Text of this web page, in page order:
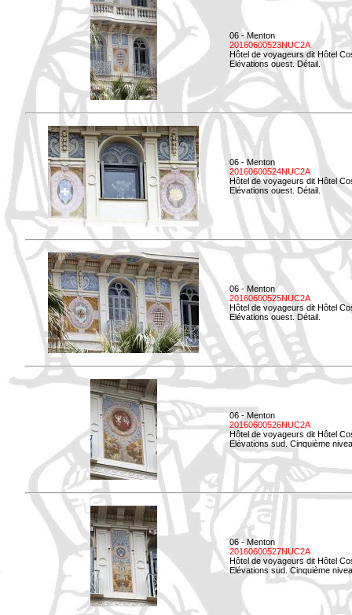
06 - Menton
20160600523NUC2A
Hôtel de voyageurs dit Hôtel
Elévations ouest. Détail.
06 - Menton
20160600524NUC2A
Hôtel de voyageurs dit Hôtel
Elévations ouest. Détail.
06 - Menton
20160600525NUC2A
Hôtel de voyageurs dit Hôtel
Elévations ouest. Détail.
06 - Menton
20160600526NUC2A
Hôtel de voyageurs dit Hôtel
Elévations sud. Cinquième
06 - Menton
20160600527NUC2A
Hôtel de voyageurs dit Hôtel
Elévations sud. Cinquième